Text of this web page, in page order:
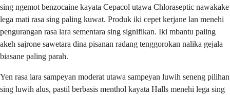
sing ngemot benzocaine kayata Cepacol utawa Chloraseptic nawakake
lega mati rasa sing paling kuwat. Produk iki cepet kerjane lan menehi
pengurangan rasa lara sementara sing signifikan. Iki mbantu paling
akeh sajrone sawetara dina pisanan radang tenggorokan nalika gejala
biasane paling parah.
Yen rasa lara sampeyan moderat utawa sampeyan luwih seneng pilihan
sing luwih alus, pastil berbasis menthol kayata Halls menehi lega sing